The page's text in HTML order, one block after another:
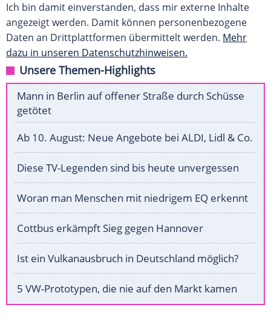
Ich bin damit einverstanden, dass mir externe Inhalte
angezeigt werden. Damit können personenbezogene
Daten an Drittplattformen übermittelt werden. Mehr
dazu in unseren Datenschutzhinweisen.
Unsere Themen-Highlights
Mann in Berlin auf offener Straße durch Schüsse
getötet
Ab 10. August: Neue Angebote bei ALDI, Lidl & Co.
Diese TV-Legenden sind bis heute unvergessen
Woran man Menschen mit niedrigem EQ erkennt
Cottbus erkämpft Sieg gegen Hannover
Ist ein Vulkanausbruch in Deutschland möglich?
5 VW-Prototypen, die nie auf den Markt kamen